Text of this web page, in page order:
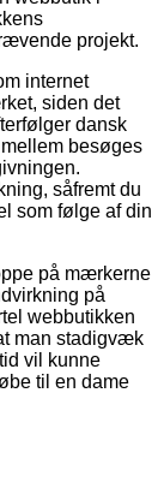
projekt.
internet
siden det
dansk
besøges
såfremt du
som følge af din
på mærkerne
på
webbutikken
man stadigvæk
vil kunne
til en dame